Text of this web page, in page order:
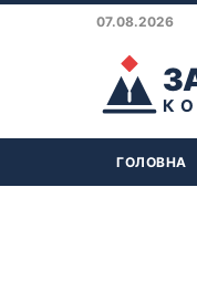
07.08.2026
ГОЛОВНА